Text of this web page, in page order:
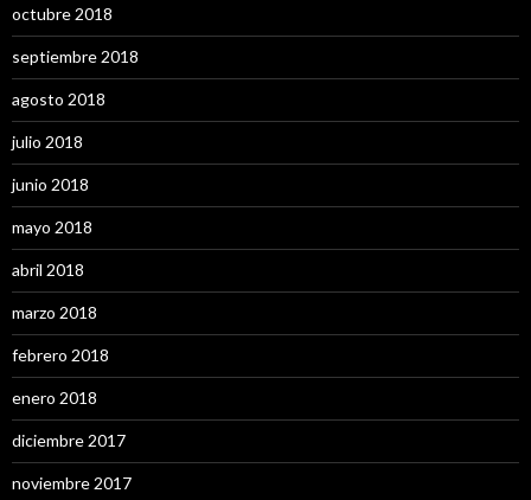
octubre 2018
septiembre 2018
agosto 2018
julio 2018
junio 2018
mayo 2018
abril 2018
marzo 2018
febrero 2018
enero 2018
diciembre 2017
noviembre 2017